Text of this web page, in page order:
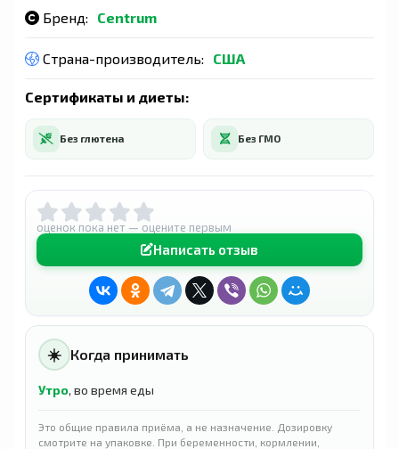
Бренд: Centrum
Страна-производитель: США
Сертификаты и диеты:
Без глютена Без ГМО
оценок пока нет — оцените первым
Написать отзыв
☀️ Когда принимать
Утро, во время еды
Это общие правила приёма, а не назначение. Дозировку
смотрите на упаковке. При беременности, кормлении,